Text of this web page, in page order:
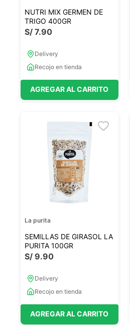
NUTRI MIX GERMEN DE
TRIGO 400GR
S/ 7.90
Delivery
Recojo en tienda
AGREGAR AL CARRITO
La purita
SEMILLAS DE GIRASOL LA
PURITA 100GR
S/ 9.90
Delivery
Recojo en tienda
AGREGAR AL CARRITO